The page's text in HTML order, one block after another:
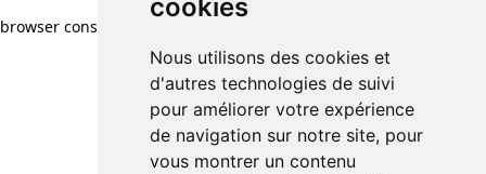
cookies
Nous utilisons des cookies et
d'autres technologies de suivi
pour améliorer votre expérience
de navigation sur notre site, pour
vous montrer un contenu
browser console for more information)